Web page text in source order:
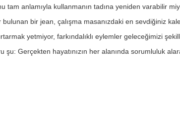
tam anlamıyla kullanmanın tadına yeniden varabilir
bulunan bir jean, çalışma masanızdaki en sevdiğiniz
yetmiyor, farkındalıklı eylemler geleceğimizi
şu: Gerçekten hayatınızın her alanında sorumluluk